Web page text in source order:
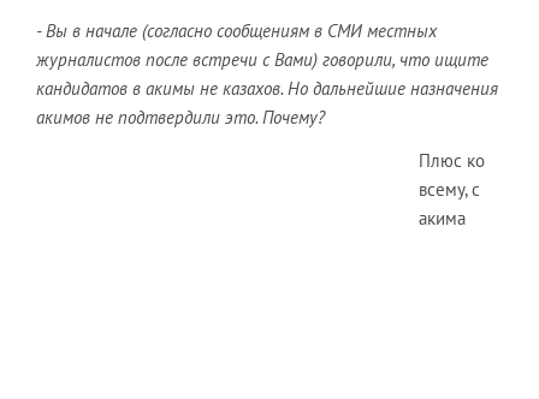
- Вы в начале (согласно сообщениям в СМИ местных
журналистов после встречи с Вами) говорили, что ищите
кандидатов в акимы не казахов. Но дальнейшие назначения
акимов не подтвердили это. Почему?
Плюс ко
всему, с
акима